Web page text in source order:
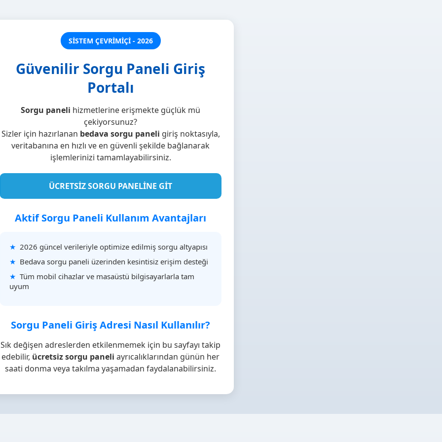
SİSTEM ÇEVRİMİÇİ - 2026
Güvenilir Sorgu Paneli Giriş
Portalı
Sorgu paneli hizmetlerine erişmekte güçlük mü
çekiyorsunuz?
Sizler için hazırlanan bedava sorgu paneli giriş noktasıyla,
veritabanına en hızlı ve en güvenli şekilde bağlanarak
işlemlerinizi tamamlayabilirsiniz.
ÜCRETSİZ SORGU PANELİNE GİT
Aktif Sorgu Paneli Kullanım Avantajları
2026 güncel verileriyle optimize edilmiş sorgu altyapısı
Bedava sorgu paneli üzerinden kesintisiz erişim desteği
Tüm mobil cihazlar ve masaüstü bilgisayarlarla tam
uyum
Sorgu Paneli Giriş Adresi Nasıl Kullanılır?
Sık değişen adreslerden etkilenmemek için bu sayfayı takip
edebilir, ücretsiz sorgu paneli ayrıcalıklarından günün her
saati donma veya takılma yaşamadan faydalanabilirsiniz.